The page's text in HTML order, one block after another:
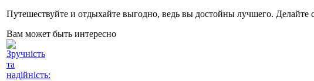
Путешествуйте и отдыхайте выгодно, ведь вы достойны лучшего. Делайте
Вам может быть интересно
Зручність
та
надійність: